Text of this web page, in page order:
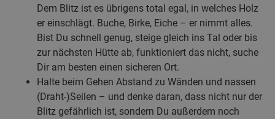
Dem Blitz ist es übrigens total egal, in welches Holz
er einschlägt. Buche, Birke, Eiche – er nimmt alles.
Bist Du schnell genug, steige gleich ins Tal oder bis
zur nächsten Hütte ab, funktioniert das nicht, suche
Dir am besten einen sicheren Ort.
Halte beim Gehen Abstand zu Wänden und nassen
(Draht-)Seilen – und denke daran, dass nicht nur der
Blitz gefährlich ist, sondern Du außerdem noch